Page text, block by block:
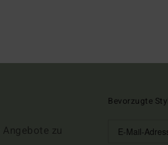
zu
Bevorzugte